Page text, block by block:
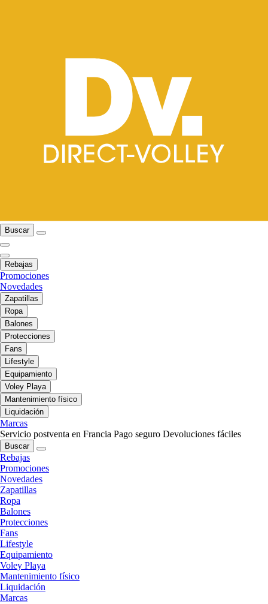
Buscar
Rebajas
Promociones
Novedades
Zapatillas
Ropa
Balones
Protecciones
Fans
Lifestyle
Equipamiento
Voley Playa
Mantenimiento físico
Liquidación
Marcas
Servicio postventa en Francia Pago seguro Devoluciones fáciles
Buscar
Rebajas
Promociones
Novedades
Zapatillas
Ropa
Balones
Protecciones
Fans
Lifestyle
Equipamiento
Voley Playa
Mantenimiento físico
Liquidación
Marcas